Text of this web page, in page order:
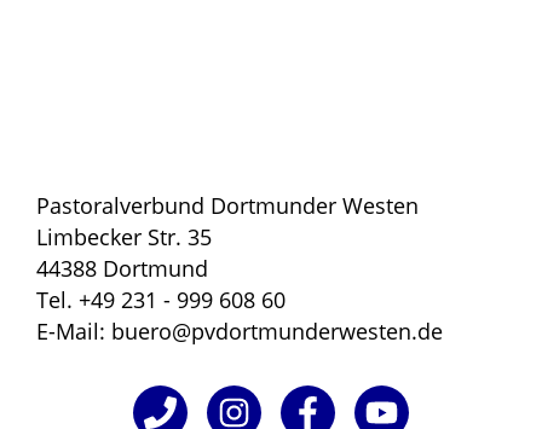
Pastoralverbund Dortmunder Westen
Limbecker Str. 35
44388 Dortmund
Tel. +49 231 - 999 608 60
E-Mail: buero@pvdortmunderwesten.de